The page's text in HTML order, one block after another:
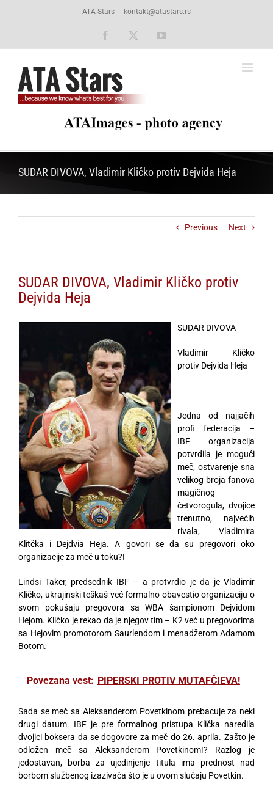
ATA Stars kontakt@atastars.rs
Facebook YouTube
SUDAR DIVOVA, Vladimir Kličko protiv Dejvida Heja
Previous Next
SUDAR DIVOVA, Vladimir Kličko protiv
Dejvida Heja
SUDAR DIVOVA
Vladimir Kličko
protiv Dejvida Heja
Jedna od najjačih
profi federacija –
IBF organizacija
potvrdila je mogući
meč, ostvarenje sna
velikog broja fanova
magičnog
četvorogula, dvojice
trenutno, najvećih
rivala, Vladimira
Klitčka i Dejdvia Heja. A govori se da su pregovori oko
organizacije za meč u toku?!
Lindsi Taker, predsednik IBF – a protvrdio je da je Vladimir
Kličko, ukrajinski teškaš već formalno obavestio organizaciju o
svom pokušaju pregovora sa WBA šampionom Dejvidom
Hejom. Kličko je rekao da je njegov tim – K2 već u pregovorima
sa Hejovim promotorom Saurlendom i menadžerom Adamom
Botom.
Povezana vest: PIPERSKI PROTIV MUTAFČIEVA!
Sada se meč sa Aleksanderom Povetkinom prebacuje za neki
drugi datum. IBF je pre formalnog pristupa Klička naredila
dvojici boksera da se dogovore za meč do 26. aprila. Zašto je
odložen meč sa Aleksanderom Povetkinom!? Razlog je
jedostavan, borba za ujedinjenje titula ima prednost nad
borbom službenog izazivača što je u ovom slučaju Povetkin.